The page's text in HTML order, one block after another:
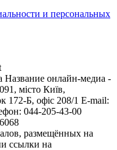
и персональных
Название онлайн-медиа -
місто Київ,
Б, офіс 208/1 E-mail:
044-205-43-00
размещённых на
ссылки на